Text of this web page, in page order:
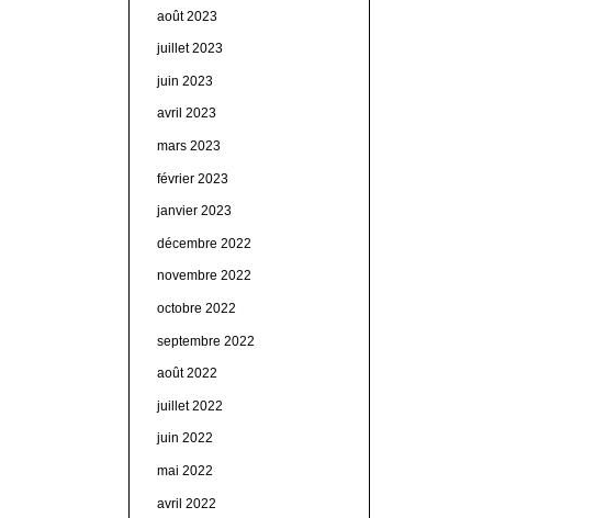
août 2023
juillet 2023
juin 2023
avril 2023
mars 2023
février 2023
janvier 2023
décembre 2022
novembre 2022
octobre 2022
septembre 2022
août 2022
juillet 2022
juin 2022
mai 2022
avril 2022